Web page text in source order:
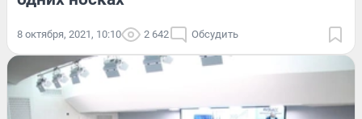
8 октября, 2021, 10:10 2 642 Обсудить